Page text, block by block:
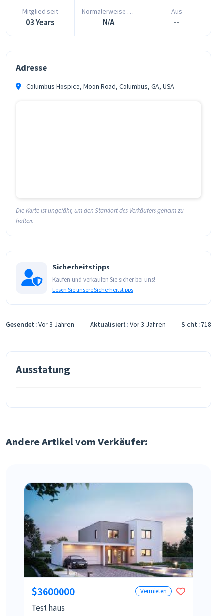
Mitglied seit
03 Years
Normalerweise antwortet in
N/A
Aus
--
Adresse
Columbus Hospice, Moon Road, Columbus, GA, USA
Die Karte ist ungefähr, um den Standort des Verkäufers geheim zu
halten.
Sicherheitstipps
Kaufen und verkaufen Sie sicher bei uns!
Lesen Sie unsere Sicherheitstipps
Gesendet Vor 3 Jahren Aktualisiert Vor 3 Jahren Sicht 718
Ausstatung
Andere Artikel vom Verkäufer:
$3600000 Vermieten
Test haus